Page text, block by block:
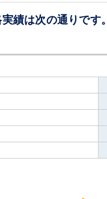
績は次の通りです。